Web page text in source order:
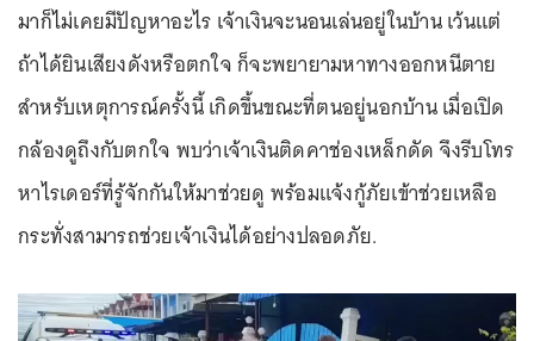
มาก็ไม่เคยมีปัญหาอะไร เจ้าเงินจะนอนเล่นอยู่ในบ้าน เว้นแต่
ถ้าได้ยินเสียงดังหรือตกใจ ก็จะพยายามหาทางออกหนีตาย
สำหรับเหตุการณ์ครั้งนี้ เกิดขึ้นขณะที่ตนอยู่นอกบ้าน เมื่อเปิด
กล้องดูถึงกับตกใจ พบว่าเจ้าเงินติดคาช่องเหล็กดัด จึงรีบโทร
หาไรเดอร์ที่รู้จักกันให้มาช่วยดู พร้อมแจ้งกู้ภัยเข้าช่วยเหลือ
กระทั่งสามารถช่วยเจ้าเงินได้อย่างปลอดภัย.